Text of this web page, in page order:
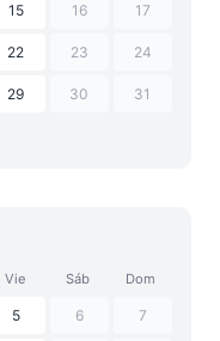
15 16 17
22 23 24
29 30 31
Vie Sáb Dom
5 6 7